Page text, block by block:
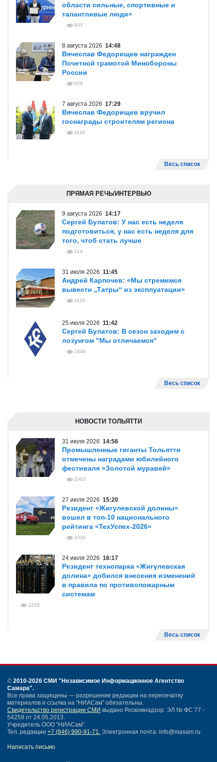
области сильные, спортивные и
талантливые люди»
833
8 августа 2026 14:48
Вячеслав Федорищев награжден
Почетной грамотой Минобороны
России
929
7 августа 2026 17:29
Вячеслав Федорищев вручил
госнаграды строителям региона
1145
Весь список
ПРЯМАЯ РЕЧЬ/ИНТЕРВЬЮ
9 августа 2026 14:17
Сергей Булатов: У нас есть неделя
подготовиться, у нас есть неделя для
того, чтоб стать лучше
314
31 июля 2026 11:45
Андрей Карпочев: «Мы стремимся
вывести „Татры“ из эксплуатации»
1134
25 июля 2026 11:42
Сергей Булатов: В сезон заходим с
лозунгом "Мы отличаемся"
1846
Весь список
НОВОСТИ ТОЛЬЯТТИ
31 июля 2026 14:56
Промышленные гиганты Тольятти
отмечены наградами юбилейного
фестиваля «Золотой муравей»
1003
27 июля 2026 15:20
Резидент «Жигулевской долины»
вошел в топ-10 национального
рейтинга «ТехУспех-2026»
1016
24 июля 2026 16:17
Резидент технопарка «Жигулевская
долина» добился внесения изменений
в правила по противопожарным
системам
1233
Весь список
© 2010-2026 СМИ "Независимое Информационное Агентство
Самара".
Все права защищены — разрешение редакции на перепечатку
материалов и ссылка на "НИАСам" обязательны.
Свидетельство регистрации СМИ выдано Роскомнадзор: ЭЛ № ФС 77 -
54259 от 24.05.2013.
Учредитель ООО "НИАСам".
Тел. редакции +7 (846) 990-91-71. Электронная почта: info@niasam.ru
Написать письмо